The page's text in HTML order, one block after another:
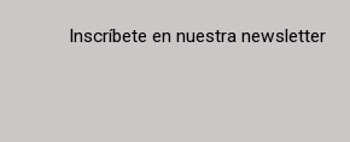
Inscríbete en nuestra newsletter